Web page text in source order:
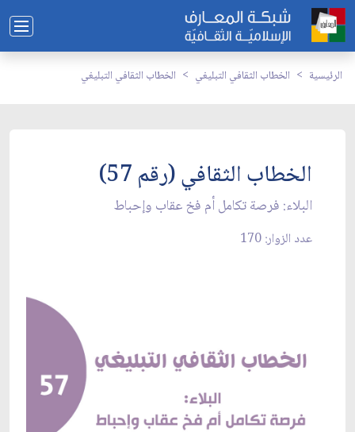
الرئيسية الخطاب الثقافي التبليغي الخطاب الثقافي التبليغي
الخطاب الثقافي (رقم 57)
البلاء: فرصة تكامل أم فخ عقاب وإحباط
عدد الزوار: 170